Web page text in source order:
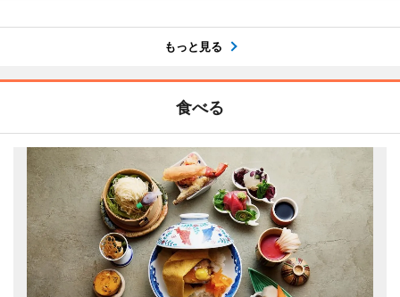
もっと見る
食べる